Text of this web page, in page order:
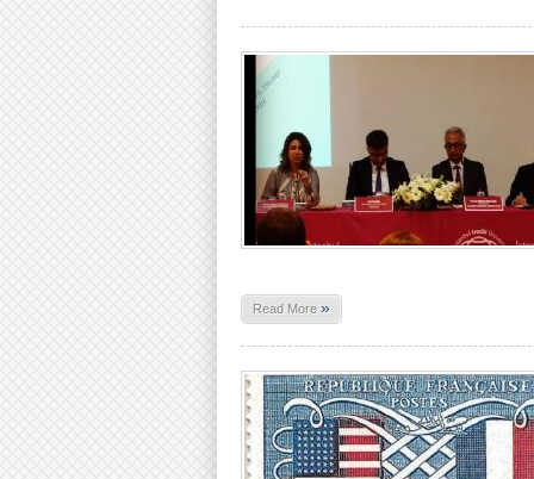
Read More »